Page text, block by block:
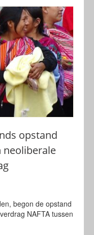
opstand
neoliberale
begon de opstand
NAFTA tussen